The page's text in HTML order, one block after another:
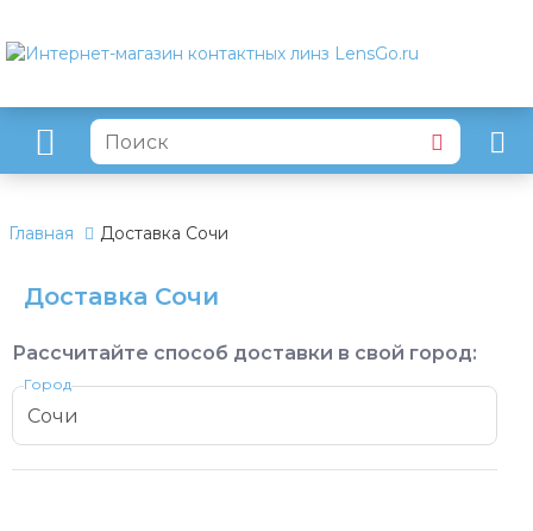
Главная Доставка Сочи
Доставка Сочи
Рассчитайте способ доставки в свой город:
Город